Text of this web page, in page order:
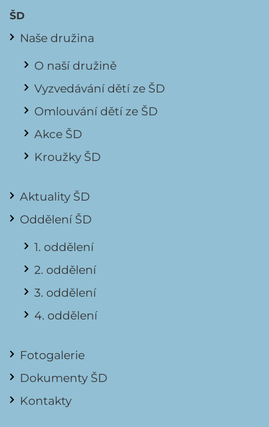
ŠD
Naše družina
O naší družině
Vyzvedávání dětí ze ŠD
Omlouvání dětí ze ŠD
Akce ŠD
Kroužky ŠD
Aktuality ŠD
Oddělení ŠD
1. oddělení
2. oddělení
3. oddělení
4. oddělení
Fotogalerie
Dokumenty ŠD
Kontakty